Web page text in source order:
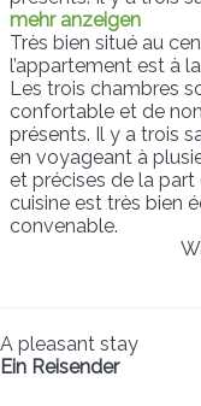
mehr anzeigen
Très bien situé au
l’appartement est à
Les trois chambres
confortable et de
présents. Il y a trois
en voyageant à
et précises de la part
cuisine est très bien
convenable.
A pleasant stay
Ein Reisender